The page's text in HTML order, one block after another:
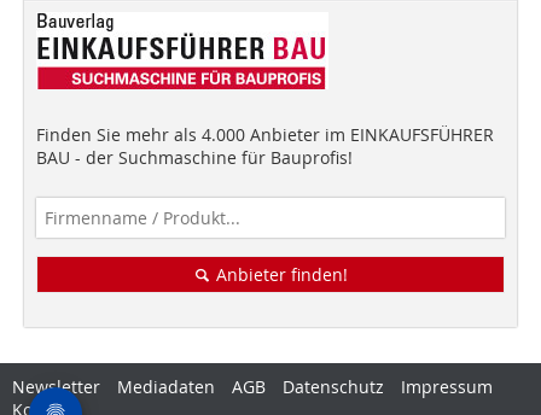
Finden Sie mehr als 4.000 Anbieter im EINKAUFSFÜHRER
BAU - der Suchmaschine für Bauprofis!
Anbieter finden!
Newsletter Mediadaten AGB Datenschutz
Impressum
Kontakt